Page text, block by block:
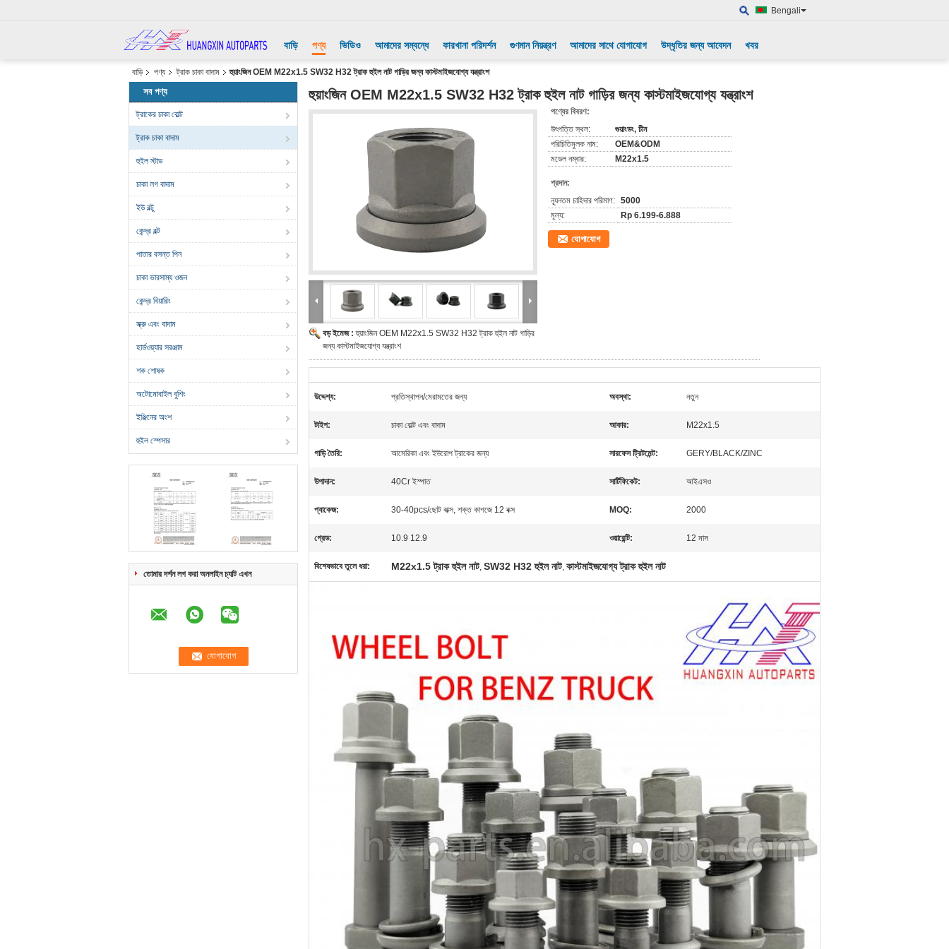
Bengali
বাড়ি পণ্য ভিডিও আমাদের সম্বন্ধে কারখানা পরিদর্শন গুণমান নিয়ন্ত্রণ আমাদের সাথে যোগাযোগ উদ্ধৃতির জন্য আবেদন খবর
বাড়ি পণ্য ট্রাক চাকা বাদাম হুয়াংজিন OEM M22x1.5 SW32 H32 ট্রাক হুইল নাট গাড়ির জন্য কাস্টমাইজযোগ্য যন্ত্রাংশ
সব পণ্য
ট্রাকের চাকা বোল্ট
ট্রাক চাকা বাদাম
হুইল স্টাড
চাকা লগ বাদাম
ইউ বল্টু
কেন্দ্র বল্ট
পাতার বসন্ত পিন
চাকা ভারসাম্য ওজন
কেন্দ্র বিয়ারিং
স্ক্রু এবং বাদাম
হার্ডওয়্যার সরঞ্জাম
শক শোষক
অটোমোবাইল বুশিং
ইঞ্জিনের অংশ
হুইল স্পেসার
তোমার দর্শন লগ করা অনলাইন চ্যাট এখন
হুয়াংজিন OEM M22x1.5 SW32 H32 ট্রাক হুইল নাট গাড়ির জন্য কাস্টমাইজযোগ্য যন্ত্রাংশ
বড় ইমেজ :হুয়াংজিন OEM M22x1.5 SW32 H32 ট্রাক হুইল নাট গাড়ির
জন্য কাস্টমাইজযোগ্য যন্ত্রাংশ
পণ্যের বিবরণ:
উৎপত্তি স্থল:
গুয়াংডং, চীন
পরিচিতিমুলক নাম:
OEM&ODM
মডেল নম্বার:
M22x1.5
প্রদান:
ন্যূনতম চাহিদার পরিমাণ: 5000
মূল্য:
Rp 6.199-6.888
যোগাযোগ
উদ্দেশ্য: প্রতিস্থাপন/মেরামতের জন্য অবস্থা: নতুন
টাইপ: চাকা বোল্ট এবং বাদাম আকার: M22x1.5
গাড়ি তৈরি: আমেরিকা এবং ইউরোপ ট্রাকের জন্য সারফেস ট্রিটমেন্ট: GERY/BLACK/ZINC
উপাদান: 40Cr ইস্পাত সার্টিফিকেট: আইএসও
প্যাকেজ: 30-40pcs/ছোট বাক্স, শক্ত কাগজে 12 বক্স MOQ: 2000
গ্রেড: 10.9 12.9 ওয়ারেন্টি: 12 মাস
বিশেষভাবে তুলে ধরা: M22x1.5 ট্রাক হুইল নাট, SW32 H32 হুইল নাট, কাস্টমাইজযোগ্য ট্রাক হুইল নাট